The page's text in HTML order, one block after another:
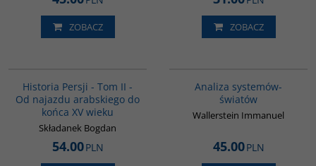
ZOBACZ ZOBACZ
Historia Persji - Tom II -
Od najazdu arabskiego do
końca XV wieku
Składanek Bogdan
54.00PLN
Analiza systemów-
światów
Wallerstein Immanuel
45.00PLN